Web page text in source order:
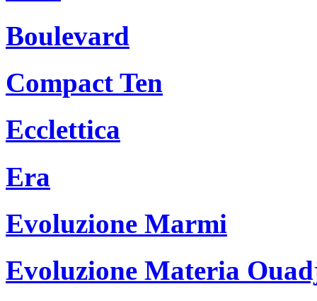
Boulevard
Compact Ten
Ecclettica
Era
Evoluzione Marmi
Evoluzione Materia